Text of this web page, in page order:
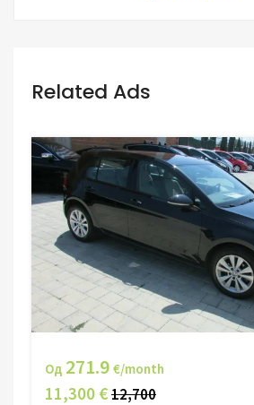
Related Ads
Од 271.9 €/month
11,300 €12,700